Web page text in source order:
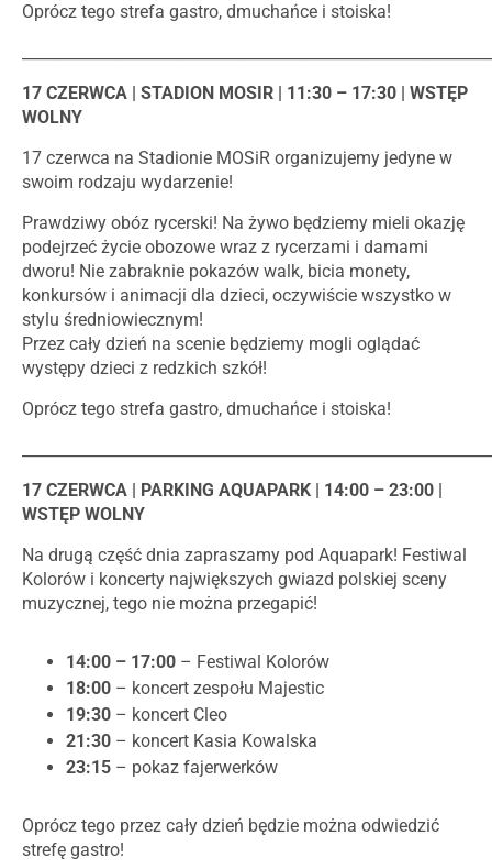
Oprócz tego strefa gastro, dmuchańce i stoiska!
17 CZERWCA | STADION MOSIR | 11:30 – 17:30 | WSTĘP
WOLNY
17 czerwca na Stadionie MOSiR organizujemy jedyne w
swoim rodzaju wydarzenie!
Prawdziwy obóz rycerski! Na żywo będziemy mieli okazję
podejrzeć życie obozowe wraz z rycerzami i damami
dworu! Nie zabraknie pokazów walk, bicia monety,
konkursów i animacji dla dzieci, oczywiście wszystko w
stylu średniowiecznym!
Przez cały dzień na scenie będziemy mogli oglądać
występy dzieci z redzkich szkół!
Oprócz tego strefa gastro, dmuchańce i stoiska!
17 CZERWCA | PARKING AQUAPARK | 14:00 – 23:00 |
WSTĘP WOLNY
Na drugą część dnia zapraszamy pod Aquapark! Festiwal
Kolorów i koncerty największych gwiazd polskiej sceny
muzycznej, tego nie można przegapić!
14:00 – 17:00 – Festiwal Kolorów
18:00 – koncert zespołu Majestic
19:30 – koncert Cleo
21:30 – koncert Kasia Kowalska
23:15 – pokaz fajerwerków
Oprócz tego przez cały dzień będzie można odwiedzić
strefę gastro!